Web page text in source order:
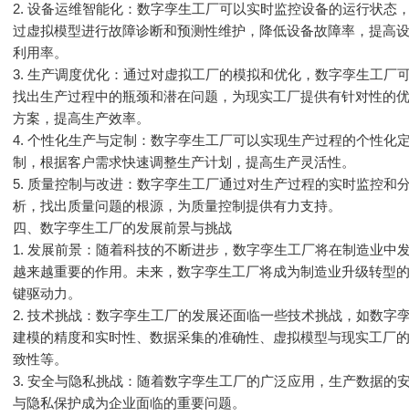
2. 设备运维智能化：数字孪生工厂可以实时监控设备的运行状态
过虚拟模型进行故障诊断和预测性维护，降低设备故障率，提高
利用率。
3. 生产调度优化：通过对虚拟工厂的模拟和优化，数字孪生工厂
找出生产过程中的瓶颈和潜在问题，为现实工厂提供有针对性的
方案，提高生产效率。
4. 个性化生产与定制：数字孪生工厂可以实现生产过程的个性化
制，根据客户需求快速调整生产计划，提高生产灵活性。
5. 质量控制与改进：数字孪生工厂通过对生产过程的实时监控和
析，找出质量问题的根源，为质量控制提供有力支持。
四、数字孪生工厂的发展前景与挑战
1. 发展前景：随着科技的不断进步，数字孪生工厂将在制造业中
越来越重要的作用。未来，数字孪生工厂将成为制造业升级转型
键驱动力。
2. 技术挑战：数字孪生工厂的发展还面临一些技术挑战，如数字
建模的精度和实时性、数据采集的准确性、虚拟模型与现实工厂
致性等。
3. 安全与隐私挑战：随着数字孪生工厂的广泛应用，生产数据的
与隐私保护成为企业面临的重要问题。